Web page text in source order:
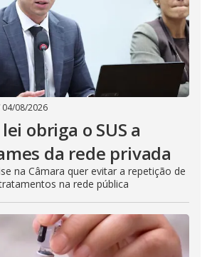
04/08/2026
obriga o SUS a
da rede privada
na Câmara quer evitar a repetição de
na rede pública